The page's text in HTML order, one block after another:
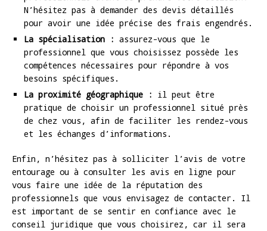
N’hésitez pas à demander des devis détaillés
pour avoir une idée précise des frais engendrés.
La spécialisation : assurez-vous que le
professionnel que vous choisissez possède les
compétences nécessaires pour répondre à vos
besoins spécifiques.
La proximité géographique : il peut être
pratique de choisir un professionnel situé près
de chez vous, afin de faciliter les rendez-vous
et les échanges d’informations.
Enfin, n’hésitez pas à solliciter l’avis de votre
entourage ou à consulter les avis en ligne pour
vous faire une idée de la réputation des
professionnels que vous envisagez de contacter. Il
est important de se sentir en confiance avec le
conseil juridique que vous choisirez, car il sera